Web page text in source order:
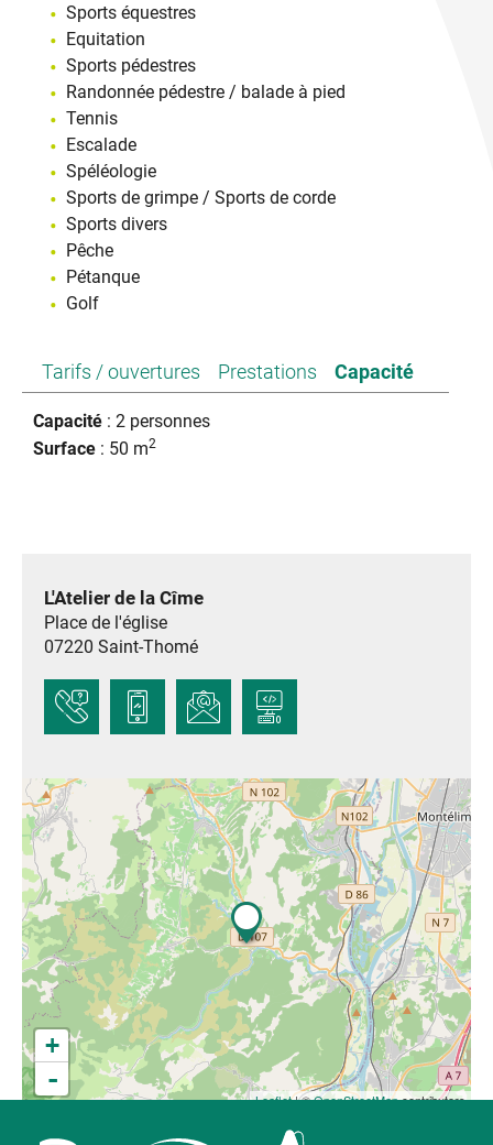
Sports équestres
Equitation
Sports pédestres
Randonnée pédestre / balade à pied
Tennis
Escalade
Spéléologie
Sports de grimpe / Sports de corde
Sports divers
Pêche
Pétanque
Golf
Tarifs / ouvertures Prestations Capacité
Capacité : 2 personnes
Surface : 50 m2
L'Atelier de la Cîme
Place de l'église
07220 Saint-Thomé
+
-
Leaflet| ©OpenStreetMapcontributors